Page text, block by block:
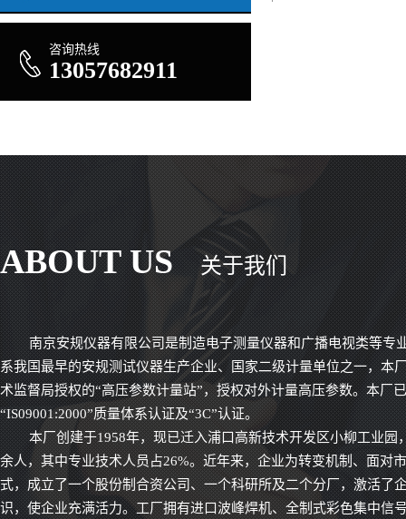
咨询热线
13057682911
47型万
CJ2672A耐
ABOUT US 关于我们
南京安规仪器有限公司是制造电子测量仪器和广播电视类等专
系我国最早的安规测试仪器生产企业、国家二级计量单位之一，本
术监督局授权的“高压参数计量站”，授权对外计量高压参数。本厂
“IS09001:2000”质量体系认证及“3C”认证。
本厂创建于1958年，现已迁入浦口高新技术开发区小柳工业园
余人，其中专业技术人员占26%。近年来，企业为转变机制、面对
式，成立了一个股份制合资公司、一个科研所及二个分厂，激活了
识，使企业充满活力。工厂拥有进口波峰焊机、全制式彩色集中信